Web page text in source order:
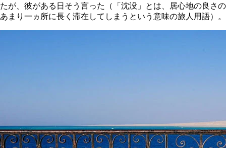
たが、彼がある日そう言った（「沈没」とは、居心地の良さの
あまり一ヵ所に長く滞在してしまうという意味の旅人用語）。